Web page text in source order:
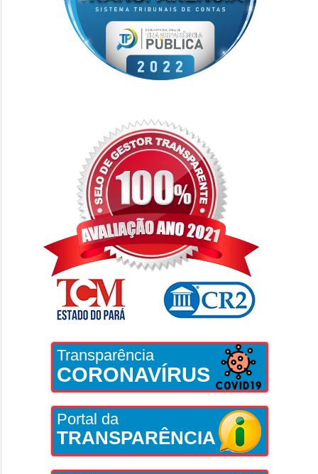
Transparência
CORONAVÍRUS
Portal da
TRANSPARÊNCIA